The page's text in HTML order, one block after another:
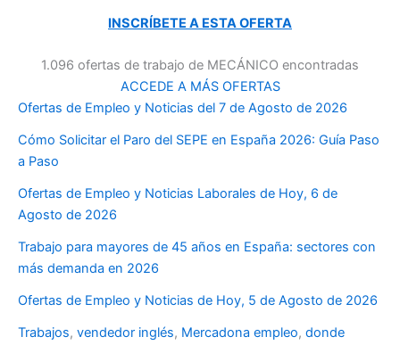
INSCRÍBETE A ESTA OFERTA
1.096 ofertas de trabajo de MECÁNICO encontradas
ACCEDE A MÁS OFERTAS
Ofertas de Empleo y Noticias del 7 de Agosto de 2026
Cómo Solicitar el Paro del SEPE en España 2026: Guía Paso
a Paso
Ofertas de Empleo y Noticias Laborales de Hoy, 6 de
Agosto de 2026
Trabajo para mayores de 45 años en España: sectores con
más demanda en 2026
Ofertas de Empleo y Noticias de Hoy, 5 de Agosto de 2026
Trabajos, vendedor inglés, Mercadona empleo, donde